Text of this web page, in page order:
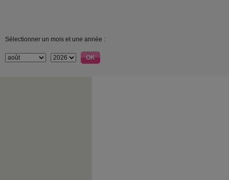
Sélectionner un mois et une année :